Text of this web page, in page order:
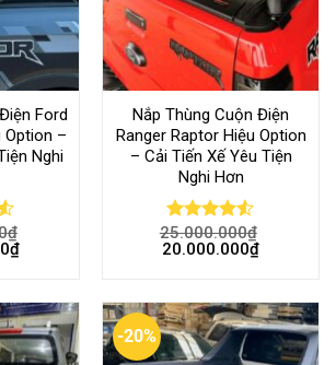
Ford
Option –
Nghi
₫
₫
Nắp Thùng Cuộn Điện
Ranger Raptor Hiệu Option
– Cải Tiến Xế Yêu Tiện
Nghi Hơn
Rated
4.50out
25.000.000₫
20.000.000₫
-20%